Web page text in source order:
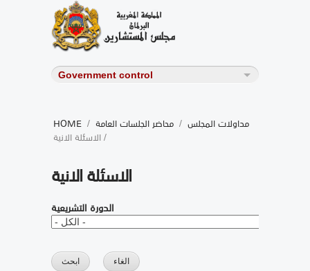
HOME / مداولات المجلس / محاضر الجلسات العامة
/ الاسئلة الانية
الاسئلة الانية
الدورة التشريعية